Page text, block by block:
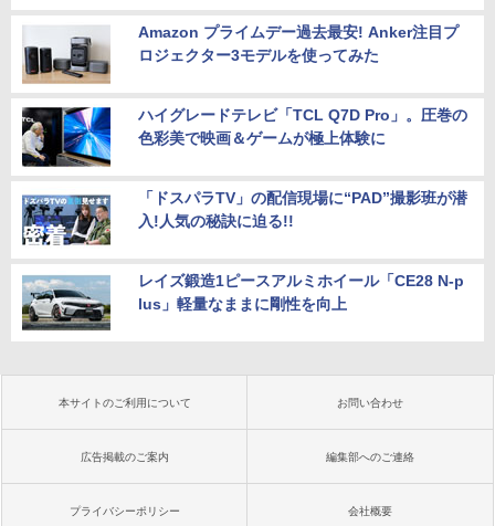
Amazon プライムデー過去最安! Anker注目プ
ロジェクター3モデルを使ってみた
ハイグレードテレビ「TCL Q7D Pro」。圧巻の
色彩美で映画＆ゲームが極上体験に
「ドスパラTV」の配信現場に“PAD”撮影班が潜
入!人気の秘訣に迫る!!
レイズ鍛造1ピースアルミホイール「CE28 N-p
lus」軽量なままに剛性を向上
本サイトのご利用について お問い合わせ
広告掲載のご案内 編集部へのご連絡
プライバシーポリシー 会社概要